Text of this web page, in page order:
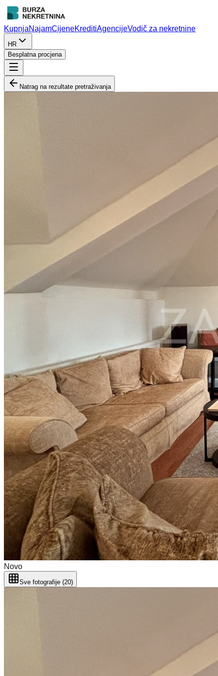
KupnjaNajamCijeneKreditiAgencijeVodič za nekretnine
HR
Besplatna procjena
Natrag na rezultate pretraživanja
Novo
Sve fotografije (20)